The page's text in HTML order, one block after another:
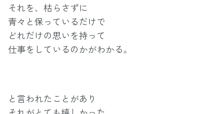
それを、枯らさずに
青々と保っているだけで
どれだけの思いを持って
仕事をしているのかがわかる。
と言われたことがあり